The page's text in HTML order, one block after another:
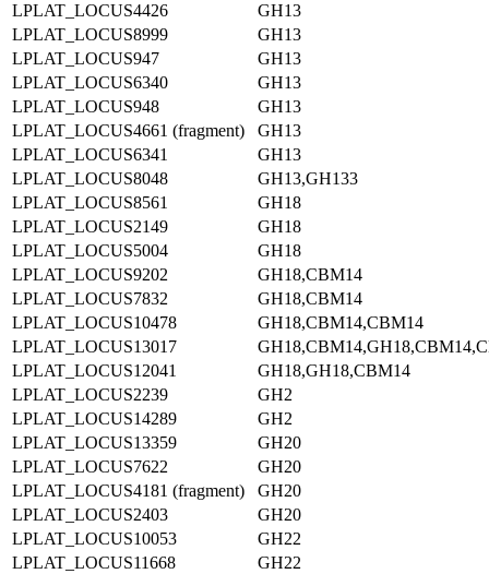
LPLAT_LOCUS4426
GH13
LPLAT_LOCUS8999
GH13
LPLAT_LOCUS947
GH13
LPLAT_LOCUS6340
GH13
LPLAT_LOCUS948
GH13
LPLAT_LOCUS4661 (fragment)
GH13
LPLAT_LOCUS6341
GH13
LPLAT_LOCUS8048
GH13,GH133
LPLAT_LOCUS8561
GH18
LPLAT_LOCUS2149
GH18
LPLAT_LOCUS5004
GH18
LPLAT_LOCUS9202
GH18,CBM14
LPLAT_LOCUS7832
GH18,CBM14
LPLAT_LOCUS10478
GH18,CBM14,CBM14
LPLAT_LOCUS13017
LPLAT_LOCUS12041
GH18,GH18,CBM14
LPLAT_LOCUS2239
GH2
LPLAT_LOCUS14289
GH2
LPLAT_LOCUS13359
GH20
LPLAT_LOCUS7622
GH20
LPLAT_LOCUS4181 (fragment)
GH20
LPLAT_LOCUS2403
GH20
LPLAT_LOCUS10053
GH22
LPLAT_LOCUS11668
GH22